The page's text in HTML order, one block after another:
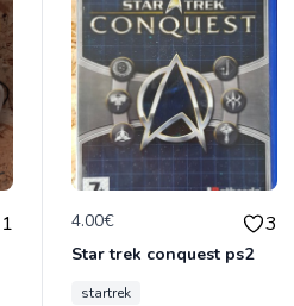
1 4.00€ 3
Star trek conquest ps2
startrek